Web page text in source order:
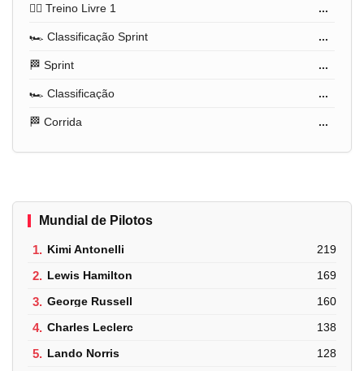
🏋️‍♂️ Treino Livre 1
...
🏎️ Classificação Sprint ...
🏁 Sprint ...
🏎️ Classificação ...
🏁 Corrida ...
Mundial de Pilotos
1. Kimi Antonelli 219
2. Lewis Hamilton 169
3. George Russell 160
4. Charles Leclerc 138
5. Lando Norris 128